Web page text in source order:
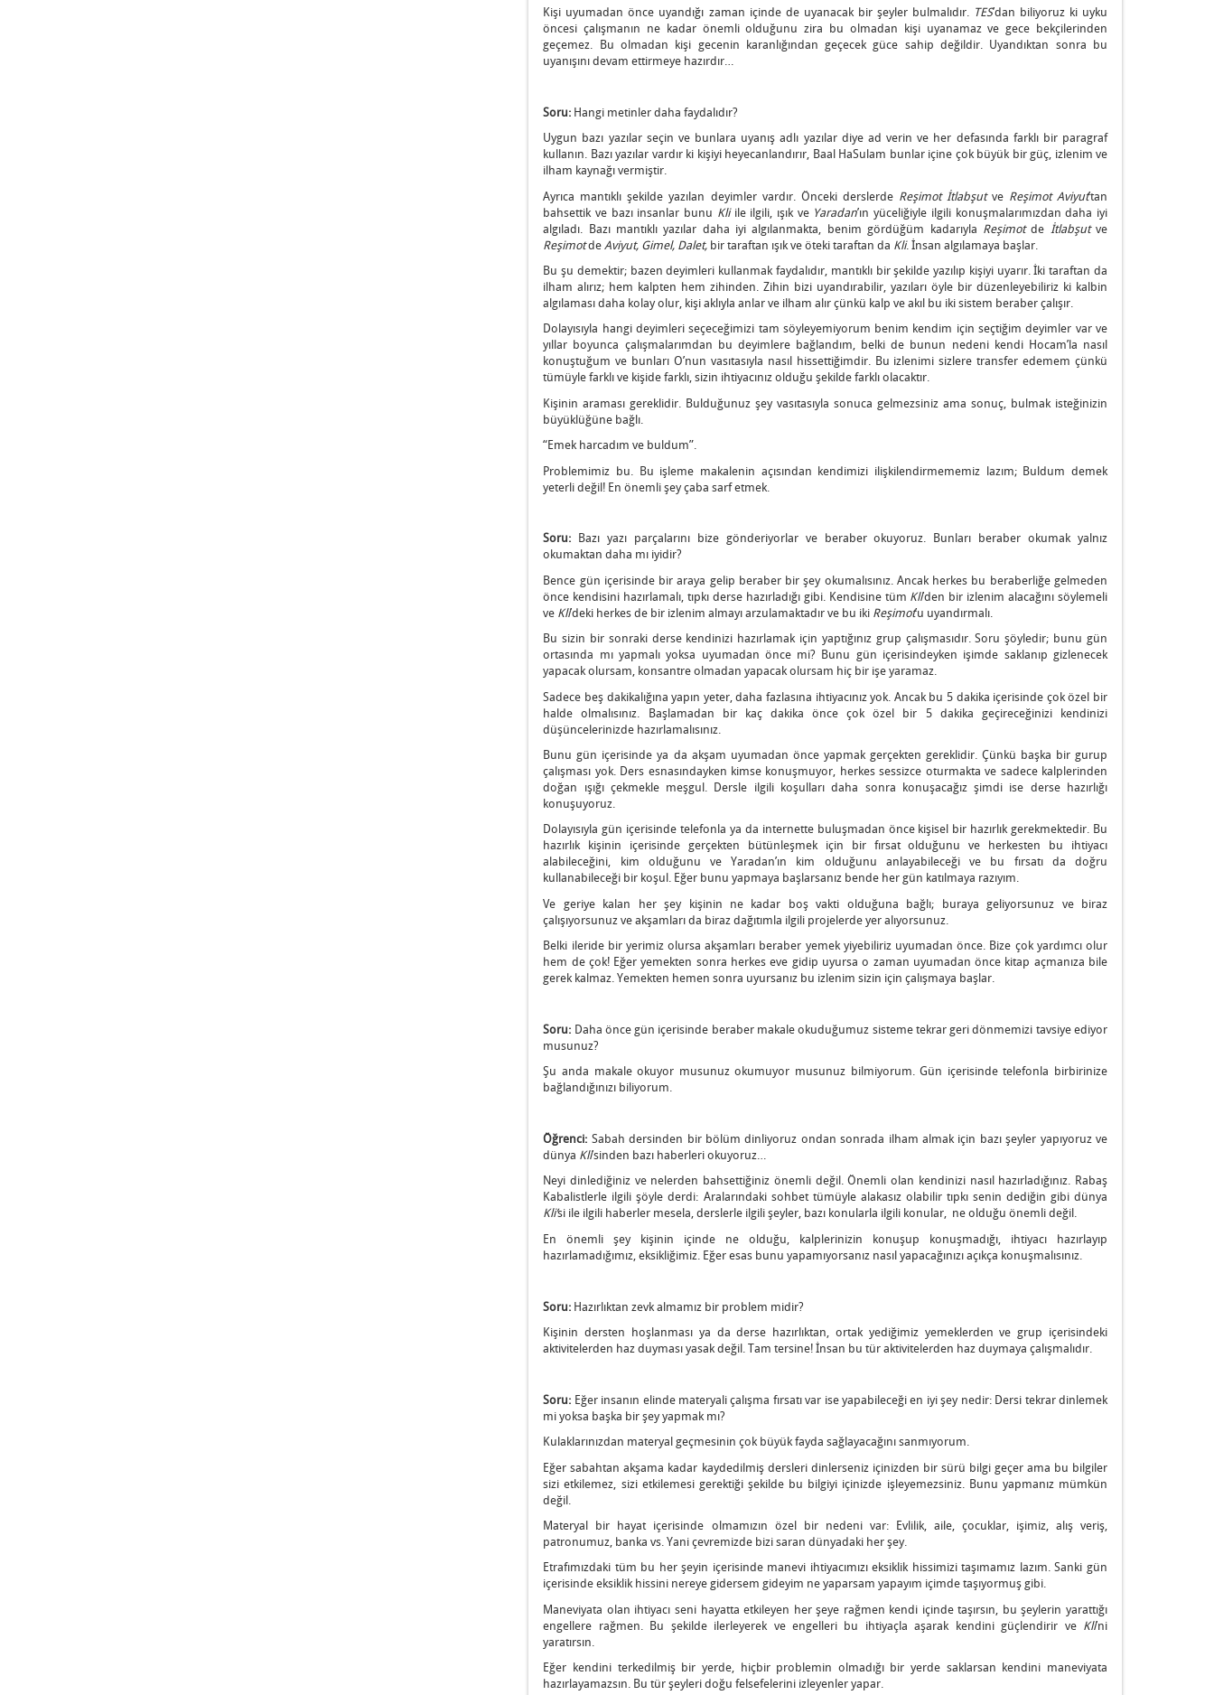
Kişi uyumadan önce uyandığı zaman içinde de uyanacak bir şeyler bulmalıdır. TES’dan biliyoruz ki uyku
öncesi çalışmanın ne kadar önemli olduğunu zira bu olmadan kişi uyanamaz ve gece bekçilerinden
geçemez. Bu olmadan kişi gecenin karanlığından geçecek güce sahip değildir. Uyandıktan sonra bu
uyanışını devam ettirmeye hazırdır…
Soru: Hangi metinler daha faydalıdır?
Uygun bazı yazılar seçin ve bunlara uyanış adlı yazılar diye ad verin ve her defasında farklı bir paragraf
kullanın. Bazı yazılar vardır ki kişiyi heyecanlandırır, Baal HaSulam bunlar içine çok büyük bir güç, izlenim ve
ilham kaynağı vermiştir.
Ayrıca mantıklı şekilde yazılan deyimler vardır. Önceki derslerde Reşimot İtlabşutve Reşimot Aviyut’tan
bahsettik ve bazı insanlar bunu Kliile ilgili, ışık ve Yaradan’ın yüceliğiyle ilgili konuşmalarımızdan daha iyi
algıladı. Bazı mantıklı yazılar daha iyi algılanmakta, benim gördüğüm kadarıyla Reşimotde İtlabşutve
ReşimotdeAviyut, Gimel, Dalet, bir taraftan ışık ve öteki taraftan da Kli. İnsan algılamaya başlar.
Bu şu demektir; bazen deyimleri kullanmak faydalıdır, mantıklı bir şekilde yazılıp kişiyi uyarır. İki taraftan da
ilham alırız; hem kalpten hem zihinden. Zihin bizi uyandırabilir, yazıları öyle bir düzenleyebiliriz ki kalbin
algılaması daha kolay olur, kişi aklıyla anlar ve ilham alır çünkü kalp ve akıl bu iki sistem beraber çalışır.
Dolayısıyla hangi deyimleri seçeceğimizi tam söyleyemiyorum benim kendim için seçtiğim deyimler var ve
yıllar boyunca çalışmalarımdan bu deyimlere bağlandım, belki de bunun nedeni kendi Hocam’la nasıl
konuştuğum ve bunları O’nun vasıtasıyla nasıl hissettiğimdir. Bu izlenimi sizlere transfer edemem çünkü
tümüyle farklı ve kişide farklı, sizin ihtiyacınız olduğu şekilde farklı olacaktır.
Kişinin araması gereklidir. Bulduğunuz şey vasıtasıyla sonuca gelmezsiniz ama sonuç, bulmak isteğinizin
büyüklüğüne bağlı.
“Emek harcadım ve buldum”.
Problemimiz bu. Bu işleme makalenin açısından kendimizi ilişkilendirmememiz lazım; Buldum demek
yeterli değil! En önemli şey çaba sarf etmek.
Soru: Bazı yazı parçalarını bize gönderiyorlar ve beraber okuyoruz. Bunları beraber okumak yalnız
okumaktan daha mı iyidir?
Bence gün içerisinde bir araya gelip beraber bir şey okumalısınız. Ancak herkes bu beraberliğe gelmeden
önce kendisini hazırlamalı, tıpkı derse hazırladığı gibi. Kendisine tüm Kli’den bir izlenim alacağını söylemeli
ve Kli’deki herkes de bir izlenim almayı arzulamaktadır ve bu iki Reşimot’u uyandırmalı.
Bu sizin bir sonraki derse kendinizi hazırlamak için yaptığınız grup çalışmasıdır. Soru şöyledir; bunu gün
ortasında mı yapmalı yoksa uyumadan önce mi? Bunu gün içerisindeyken işimde saklanıp gizlenecek
yapacak olursam, konsantre olmadan yapacak olursam hiç bir işe yaramaz.
Sadece beş dakikalığına yapın yeter, daha fazlasına ihtiyacınız yok. Ancak bu 5 dakika içerisinde çok özel bir
halde olmalısınız. Başlamadan bir kaç dakika önce çok özel bir 5 dakika geçireceğinizi kendinizi
düşüncelerinizde hazırlamalısınız.
Bunu gün içerisinde ya da akşam uyumadan önce yapmak gerçekten gereklidir. Çünkü başka bir gurup
çalışması yok. Ders esnasındayken kimse konuşmuyor, herkes sessizce oturmakta ve sadece kalplerinden
doğan ışığı çekmekle meşgul. Dersle ilgili koşulları daha sonra konuşacağız şimdi ise derse hazırlığı
konuşuyoruz.
Dolayısıyla gün içerisinde telefonla ya da internette buluşmadan önce kişisel bir hazırlık gerekmektedir. Bu
hazırlık kişinin içerisinde gerçekten bütünleşmek için bir fırsat olduğunu ve herkesten bu ihtiyacı
alabileceğini, kim olduğunu ve Yaradan’ın kim olduğunu anlayabileceği ve bu fırsatı da doğru
kullanabileceği bir koşul. Eğer bunu yapmaya başlarsanız bende her gün katılmaya razıyım.
Ve geriye kalan her şey kişinin ne kadar boş vakti olduğuna bağlı; buraya geliyorsunuz ve biraz
çalışıyorsunuz ve akşamları da biraz dağıtımla ilgili projelerde yer alıyorsunuz.
Belki ileride bir yerimiz olursa akşamları beraber yemek yiyebiliriz uyumadan önce. Bize çok yardımcı olur
hem de çok! Eğer yemekten sonra herkes eve gidip uyursa o zaman uyumadan önce kitap açmanıza bile
gerek kalmaz. Yemekten hemen sonra uyursanız bu izlenim sizin için çalışmaya başlar.
Soru: Daha önce gün içerisinde beraber makale okuduğumuz sisteme tekrar geri dönmemizi tavsiye ediyor
musunuz?
Şu anda makale okuyor musunuz okumuyor musunuz bilmiyorum. Gün içerisinde telefonla birbirinize
bağlandığınızı biliyorum.
Öğrenci: Sabah dersinden bir bölüm dinliyoruz ondan sonrada ilham almak için bazı şeyler yapıyoruz ve
dünya Kli’sinden bazı haberleri okuyoruz…
Neyi dinlediğiniz ve nelerden bahsettiğiniz önemli değil. Önemli olan kendinizi nasıl hazırladığınız. Rabaş
Kabalistlerle ilgili şöyle derdi: Aralarındaki sohbet tümüyle alakasız olabilir tıpkı senin dediğin gibi dünya
Kli’si ile ilgili haberler mesela, derslerle ilgili şeyler, bazı konularla ilgili konular, ne olduğu önemli değil.
En önemli şey kişinin içinde ne olduğu, kalplerinizin konuşup konuşmadığı, ihtiyacı hazırlayıp
hazırlamadığımız, eksikliğimiz. Eğer esas bunu yapamıyorsanız nasıl yapacağınızı açıkça konuşmalısınız.
Soru: Hazırlıktan zevk almamız bir problem midir?
Kişinin dersten hoşlanması ya da derse hazırlıktan, ortak yediğimiz yemeklerden ve grup içerisindeki
aktivitelerden haz duyması yasak değil. Tam tersine! İnsan bu tür aktivitelerden haz duymaya çalışmalıdır.
Soru: Eğer insanın elinde materyali çalışma fırsatı var ise yapabileceği en iyi şey nedir: Dersi tekrar dinlemek
mi yoksa başka bir şey yapmak mı?
Kulaklarınızdan materyal geçmesinin çok büyük fayda sağlayacağını sanmıyorum.
Eğer sabahtan akşama kadar kaydedilmiş dersleri dinlerseniz içinizden bir sürü bilgi geçer ama bu bilgiler
sizi etkilemez, sizi etkilemesi gerektiği şekilde bu bilgiyi içinizde işleyemezsiniz. Bunu yapmanız mümkün
değil.
Materyal bir hayat içerisinde olmamızın özel bir nedeni var: Evlilik, aile, çocuklar, işimiz, alış veriş,
patronumuz, banka vs. Yani çevremizde bizi saran dünyadaki her şey.
Etrafımızdaki tüm bu her şeyin içerisinde manevi ihtiyacımızı eksiklik hissimizi taşımamız lazım. Sanki gün
içerisinde eksiklik hissini nereye gidersem gideyim ne yaparsam yapayım içimde taşıyormuş gibi.
Maneviyata olan ihtiyacı seni hayatta etkileyen her şeye rağmen kendi içinde taşırsın, bu şeylerin yarattığı
engellere rağmen. Bu şekilde ilerleyerek ve engelleri bu ihtiyaçla aşarak kendini güçlendirir ve Kli’ni
yaratırsın.
Eğer kendini terkedilmiş bir yerde, hiçbir problemin olmadığı bir yerde saklarsan kendini maneviyata
hazırlayamazsın. Bu tür şeyleri doğu felsefelerini izleyenler yapar.